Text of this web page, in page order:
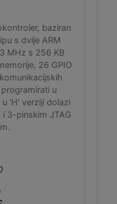
baziran
s dvije ARM
MHz s 256 KB
26 GPIO
u
'H' verziji dolazi
i 3-pinskim JTAG